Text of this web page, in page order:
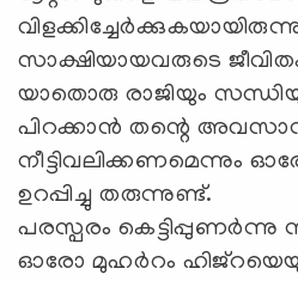
സാക്ഷിയായവരുടെ
യാതൊരു രാജിയും
പിറക്കാന്‍ തന്റെ
നീട്ടിവലിക്കണമെന്നും
ഉറപ്പിച്ചു തരുന്നുണ്ട്.
പരസ്പരം
ഓരോ മുഹര്‍റം